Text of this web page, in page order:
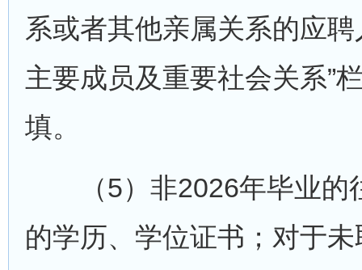
系或者其他亲属关系的应
主要成员及重要社会关系”
填。
（5）非2026年毕业的
的学历、学位证书；对于